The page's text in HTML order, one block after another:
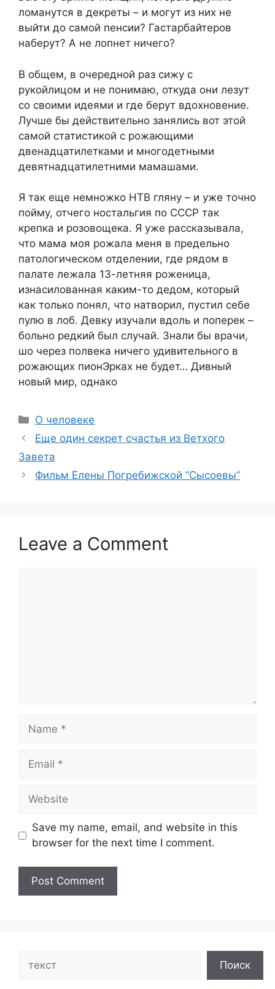
ломанутся в декреты – и могут из них не
выйти до самой пенсии? Гастарбайтеров
наберут? А не лопнет ничего?
В общем, в очередной раз сижу с
рукойлицом и не понимаю, откуда они лезут
со своими идеями и где берут вдохновение.
Лучше бы действительно занялись вот этой
самой статистикой с рожающими
двенадцатилетками и многодетными
девятнадцатилетними мамашами.
Я так еще немножко НТВ гляну – и уже точно
пойму, отчего ностальгия по СССР так
крепка и розовощека. Я уже рассказывала,
что мама моя рожала меня в предельно
патологическом отделении, где рядом в
палате лежала 13-летняя роженица,
изнасилованная каким-то дедом, который
как только понял, что натворил, пустил себе
пулю в лоб. Девку изучали вдоль и поперек –
больно редкий был случай. Знали бы врачи,
шо через полвека ничего удивительного в
рожающих пионЭрках не будет… Дивный
новый мир, однако
Categories
О человеке
Еще один секрет счастья из Ветхого
Завета
Фильм Елены Погребижской “Сысоевы”
Leave a Comment
Name
Email
Website
Save my name, email, and website in this
browser for the next time I comment.
Поиск